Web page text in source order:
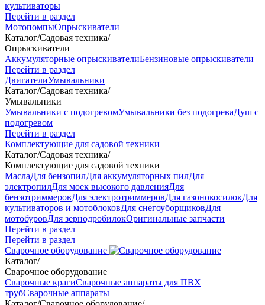
культиваторы
Перейти в раздел
МотопомпыОпрыскиватели
Каталог/Садовая техника/
Опрыскиватели
Аккумуляторные опрыскивателиБензиновые опрыскиватели
Перейти в раздел
ДвигателиУмывальники
Каталог/Садовая техника/
Умывальники
Умывальники с подогревомУмывальники без подогреваДуш с
подогревом
Перейти в раздел
Комплектующие для садовой техники
Каталог/Садовая техника/
Комплектующие для садовой техники
МаслаДля бензопилДля аккумуляторных пилДля
электропилДля моек высокого давленияДля
бензотриммеровДля электротриммеровДля газонокосилокДля
культиваторов и мотоблоковДля снегоуборщиковДля
мотобуровДля зернодробилокОригинальные запчасти
Перейти в раздел
Перейти в раздел
Сварочное оборудование
Каталог/
Сварочное оборудование
Сварочные крагиСварочные аппараты для ПВХ
трубСварочные аппараты